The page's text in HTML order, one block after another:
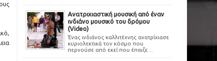
Ανατριχιαστική μουσική από έναν
ινδιάνο μουσικό του δρόμου
(Video)
Ένας ινδιάνος καλλιτέχνης ανατρίχιασε
κυριολεκτικά τον κόσμο που
περνούσε από εκεί που έπαιζε ...